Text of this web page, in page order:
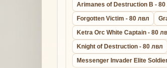
Arimanes of Destruction B - 80
Forgotten Victim - 80 лвл
Ketra Orc White Captain - 80
Knight of Destruction - 80 лвл
Messenger Invader Elite